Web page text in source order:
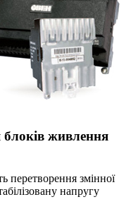
блоків живлення
змінної
напругу